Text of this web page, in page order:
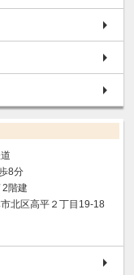
8分
2階建
北区高平２丁目19-18